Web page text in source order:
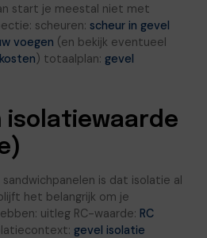
start je meestal niet met
scheuren: scheur in gevel
voegen (en bekijk eventueel
) totaalplan: gevel
isolatiewaarde
is dat isolatie al
het belangrijk om je
uitleg RC-waarde: RC
gevel isolatie